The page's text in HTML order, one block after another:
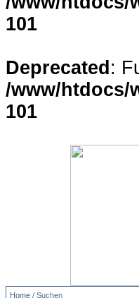
101
Deprecated :
/www/htdocs/
101
Home / Suchen